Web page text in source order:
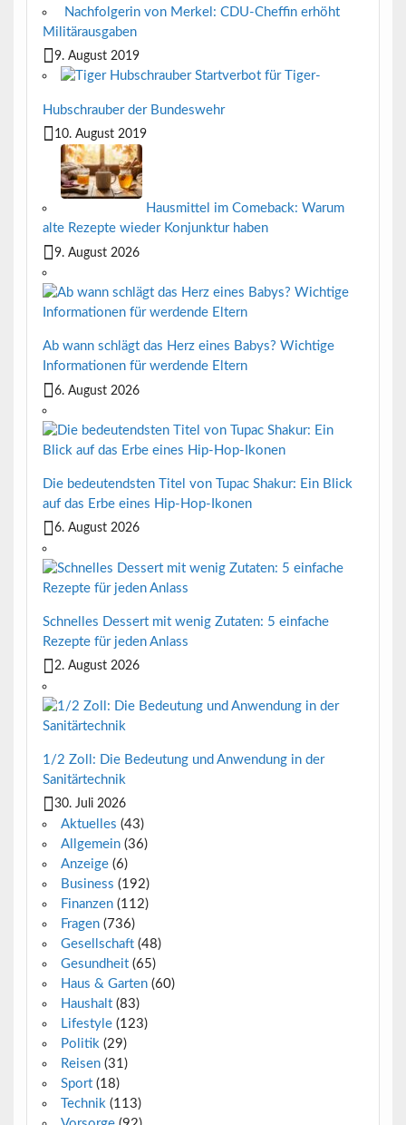
Nachfolgerin von Merkel: CDU-Cheffin erhöht
Militärausgaben
9. August 2019
Startverbot für Tiger-
Hubschrauber der Bundeswehr
10. August 2019
Hausmittel im Comeback: Warum
alte Rezepte wieder Konjunktur haben
9. August 2026
Ab wann schlägt das Herz eines Babys? Wichtige
Informationen für werdende Eltern
6. August 2026
Die bedeutendsten Titel von Tupac Shakur: Ein Blick
auf das Erbe eines Hip-Hop-Ikonen
6. August 2026
Schnelles Dessert mit wenig Zutaten: 5 einfache
Rezepte für jeden Anlass
2. August 2026
1/2 Zoll: Die Bedeutung und Anwendung in der
Sanitärtechnik
30. Juli 2026
Aktuelles (43)
Allgemein(36)
Anzeige(6)
Business (192)
Finanzen(112)
Fragen(736)
Gesellschaft(48)
Gesundheit(65)
Haus & Garten(60)
Haushalt(83)
Lifestyle(123)
Politik (29)
Reisen(31)
Sport(18)
Technik (113)